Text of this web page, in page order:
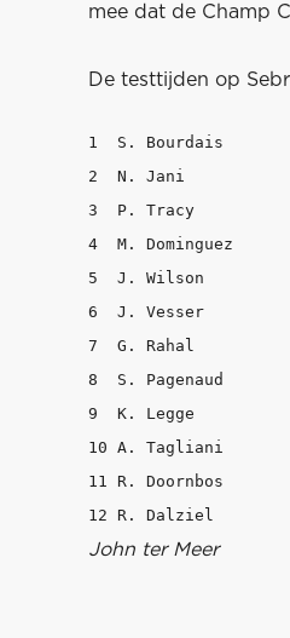
mee dat de Champ
De testtijden op
1  S. Bourdais
2  N. Jani
3  P. Tracy
4  M. Dominguez
5  J. Wilson
6  J. Vesser
7  G. Rahal
8  S. Pagenaud
9  K. Legge
10 A. Tagliani
11 R. Doornbos
John ter Meer